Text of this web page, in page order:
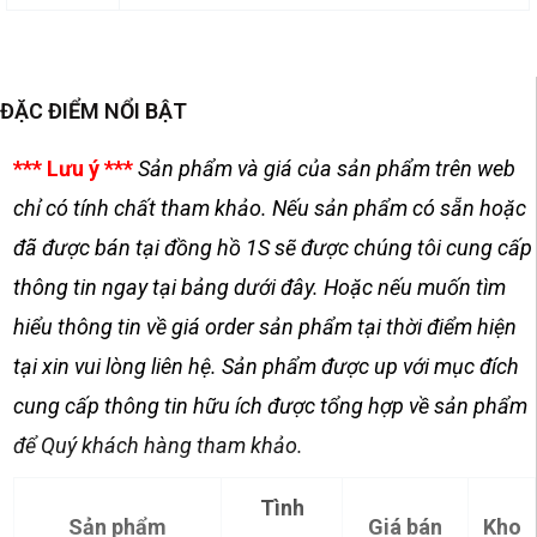
ĐẶC ĐIỂM NỔI BẬT
*** Lưu ý ***Sản phẩm và giá của sản phẩm trên web
chỉ có tính chất tham khảo. Nếu sản phẩm có sẵn hoặc
đã được bán tại đồng hồ 1S sẽ được chúng tôi cung cấp
thông tin ngay tại bảng dưới đây. Hoặc nếu muốn tìm
hiểu thông tin về giá order sản phẩm tại thời điểm hiện
tại xin vui lòng liên hệ. Sản phẩm được up với mục đích
cung cấp thông tin hữu ích được tổng hợp về sản phẩm
để Quý khách hàng tham khảo.
Sản phẩm
Tình
Giá bán Kho